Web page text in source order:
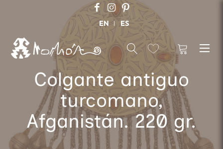
EN ES
Colgante antiguo
turcomano,
Afganistán. 220 gr.